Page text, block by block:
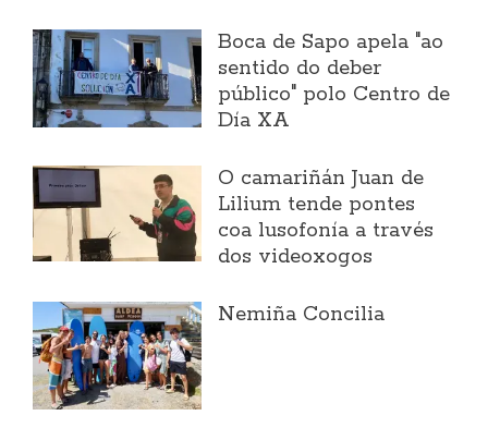
Boca de Sapo apela "ao
sentido do deber
público" polo Centro de
Día XA
O camariñán Juan de
Lilium tende pontes
coa lusofonía a través
dos videoxogos
Nemiña Concilia